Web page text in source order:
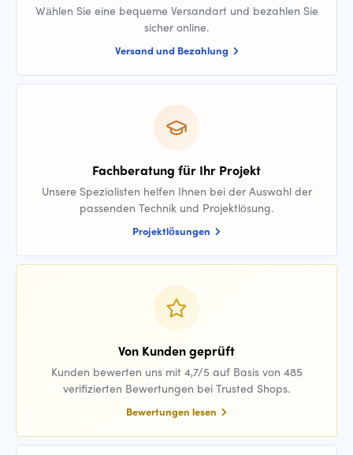
Wählen Sie eine bequeme Versandart und bezahlen Sie
sicher online.
Versand und Bezahlung
Fachberatung für Ihr Projekt
Unsere Spezialisten helfen Ihnen bei der Auswahl der
passenden Technik und Projektlösung.
Projektlösungen
Von Kunden geprüft
Kunden bewerten uns mit 4,7/5 auf Basis von 485
verifizierten Bewertungen bei Trusted Shops.
Bewertungen lesen